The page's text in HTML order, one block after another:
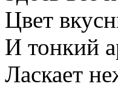
Цвет
И тонкий
Ласкает